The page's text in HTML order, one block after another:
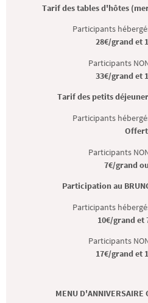
Tarif des tables d'hôtes
Participants
28€/grand et
Participants
33€/grand et
Tarif des petits
Participants
Offert
Participants
7€/grand
Participation au
Participants
10€/grand et
Participants
17€/grand et
MENU D'ANNIVERSAIRE